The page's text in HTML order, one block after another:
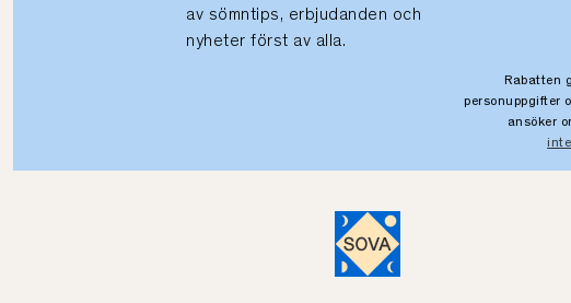
av sömntips, erbjudanden och
nyheter först av alla.
Rabatten
personuppgifter
ansöker